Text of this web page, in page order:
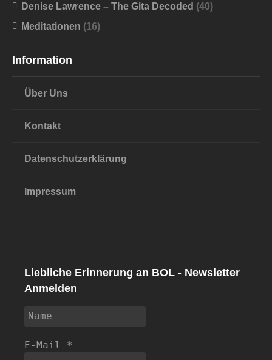
Denise Lawrence – The Gita Decoded (40)
Meditationen (16)
Information
Über Uns
Kontakt
Datenschutzerklärung
Impressum
Liebliche Erinnerung an BOL - Newsletter
Anmelden
E-Mail *